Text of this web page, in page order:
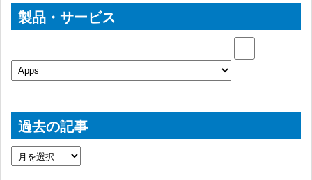
製品・サービス
過去の記事